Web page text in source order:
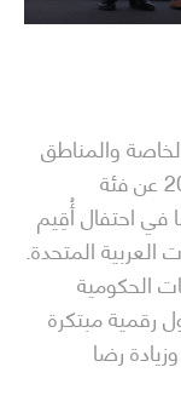
والمناطق
الحرة بجائزة الحكومة الرقمية العربية 2023 عن فئة
في احتفال أُقِيم
العربية المتحدة.
الحكومية
رقمية مبتكرة
رضا